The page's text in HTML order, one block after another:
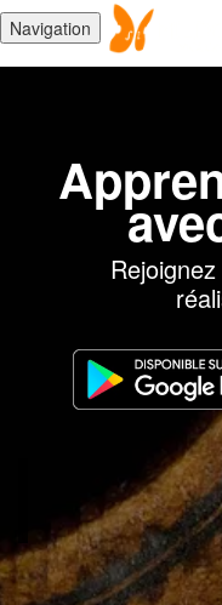
Navigation
Rejoignez